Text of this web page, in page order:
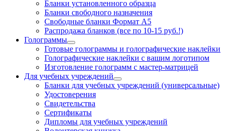
Бланки установленного образца
Бланки свободного назначения
Свободные бланки Формат А5
Распродажа бланков (все по 10-15 руб.!)
Голограммы
Готовые голограммы и голографические наклейки
Голографические наклейки с вашим логотипом
Изготовление голограмм с мастер-матрицей
Для учебных учреждений
Бланки для учебных учреждений (универсальные)
Удостоверения
Свидетельства
Сертификаты
Дипломы для учебных учреждений